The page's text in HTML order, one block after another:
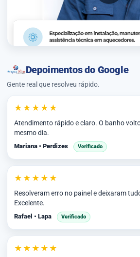
Depoimentos do Google
Gente real que resolveu rápido.
★★★★★
Atendimento rápido e claro. O banho
mesmo dia.
Mariana • Perdizes Verificado
★★★★★
Resolveram erro no painel e deixaram
Excelente.
Rafael • Lapa Verificado
★★★★★